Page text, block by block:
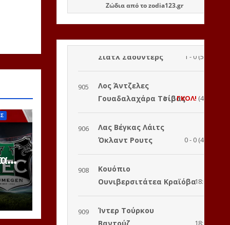
η
Ζώδιααπό τοzodia123.gr